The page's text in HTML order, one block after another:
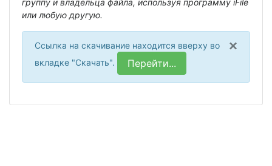
группу и владельца файла, используя программу iFile
или любую другую.
×
Ссылка на скачивание находится вверху во
вкладке "Скачать".
Перейти...